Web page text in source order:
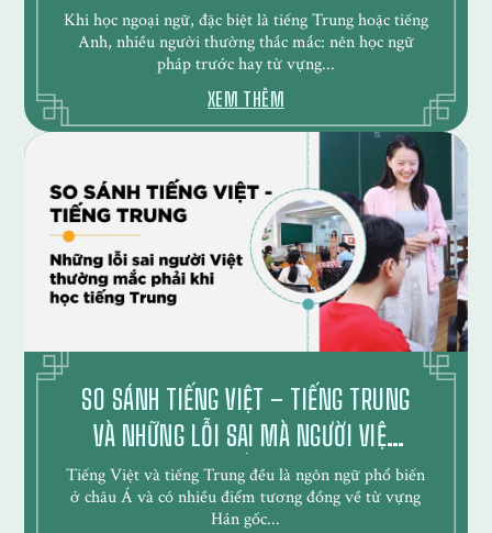
TRUNG?
Khi học ngoại ngữ, đặc biệt là tiếng Trung hoặc tiếng
Anh, nhiều người thường thắc mắc: nên học ngữ
pháp trước hay từ vựng...
XEM THÊM
SO SÁNH TIẾNG VIỆT – TIẾNG TRUNG
VÀ NHỮNG LỖI SAI MÀ NGƯỜI VIỆT
HAY MẮC PHẢI
Tiếng Việt và tiếng Trung đều là ngôn ngữ phổ biến
ở châu Á và có nhiều điểm tương đồng về từ vựng
Hán gốc...